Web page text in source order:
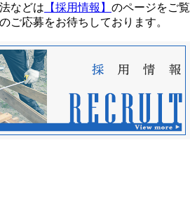
などは 【採用情報】 のページをご覧
ご応募をお待ちしております。